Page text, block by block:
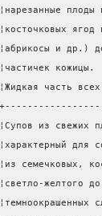
плоды
ягод
и др.)
часть
из свежих
для
желтого